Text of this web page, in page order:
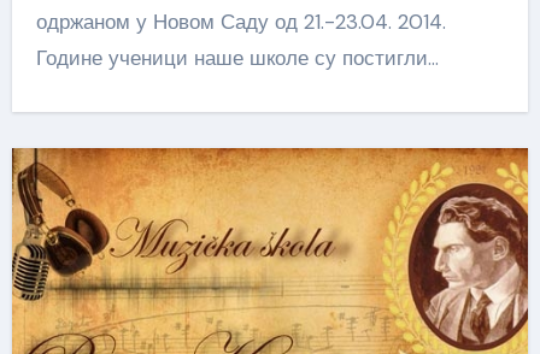
одржаном у Новом Саду од 21.-23.04. 2014.
Године ученици наше школе су постигли…